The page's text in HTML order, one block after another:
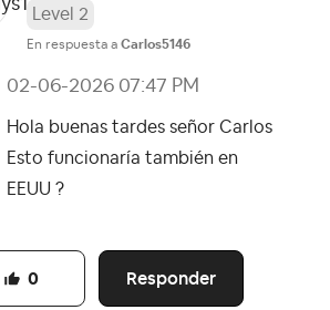
Level 2
En respuesta a Carlos5146
‎02-06-2026 07:47 PM
Hola buenas tardes señor Carlos
Esto funcionaría también en
EEUU ?
Responder
0